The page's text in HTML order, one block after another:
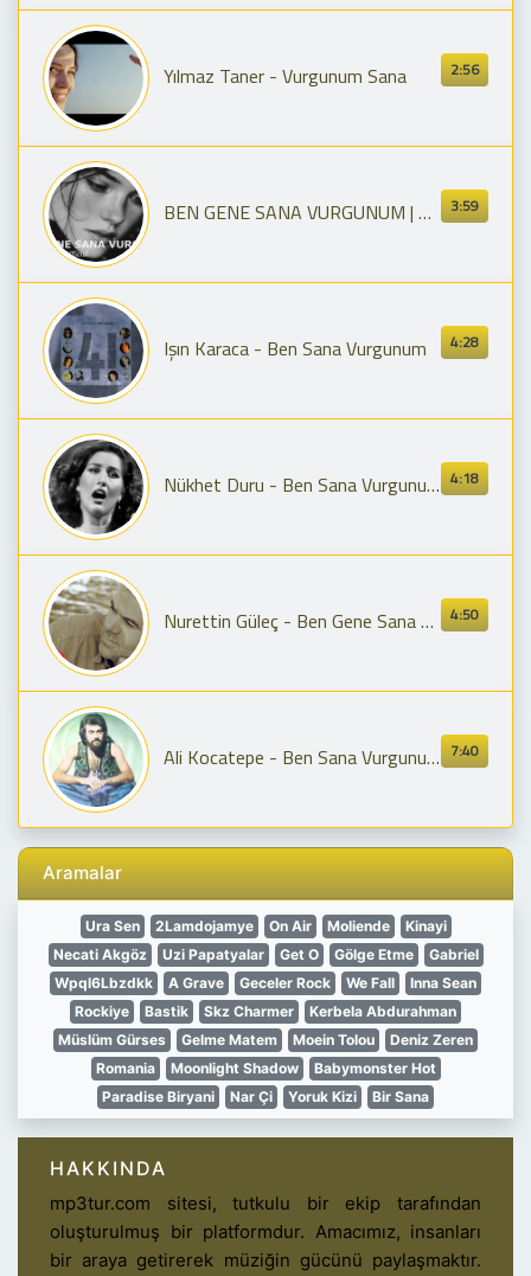
2:56
Yılmaz Taner - Vurgunum Sana
3:59
BEN GENE SANA VURGUNUM | 70s Anatolian Rock | Anadolu Rock Official | Rock | Blues
4:28
Işın Karaca - Ben Sana Vurgunum
4:18
Nükhet Duru - Ben Sana Vurgunum (1978)
4:50
Nurettin Güleç - Ben Gene Sana Vurgunum (Official Audio)
7:40
Ali Kocatepe - Ben Sana Vurgunum Instrumental & Original (Eng. Esp. Subtitles)
Aramalar
Ura Sen 2Lamdojamye On Air Moliende
Kinayi
Necati Akgöz
Uzi Papatyalar Get O Gölge Etme
Gabriel
Wpql6Lbzdkk
A Grave Geceler Rock We Fall
Inna Sean
Rockiye
Bastik Skz Charmer
Kerbela Abdurahman
Müslüm Gürses
Gelme Matem Moein Tolou
Deniz Zeren
Romania
Moonlight Shadow
Babymonster Hot
Paradise Biryani
Nar Çi Yoruk Kizi Bir Sana
HAKKINDA
mp3tur.com sitesi, tutkulu bir ekip tarafından
oluşturulmuş bir platformdur. Amacımız, insanları
bir araya getirerek müziğin gücünü paylaşmaktır.